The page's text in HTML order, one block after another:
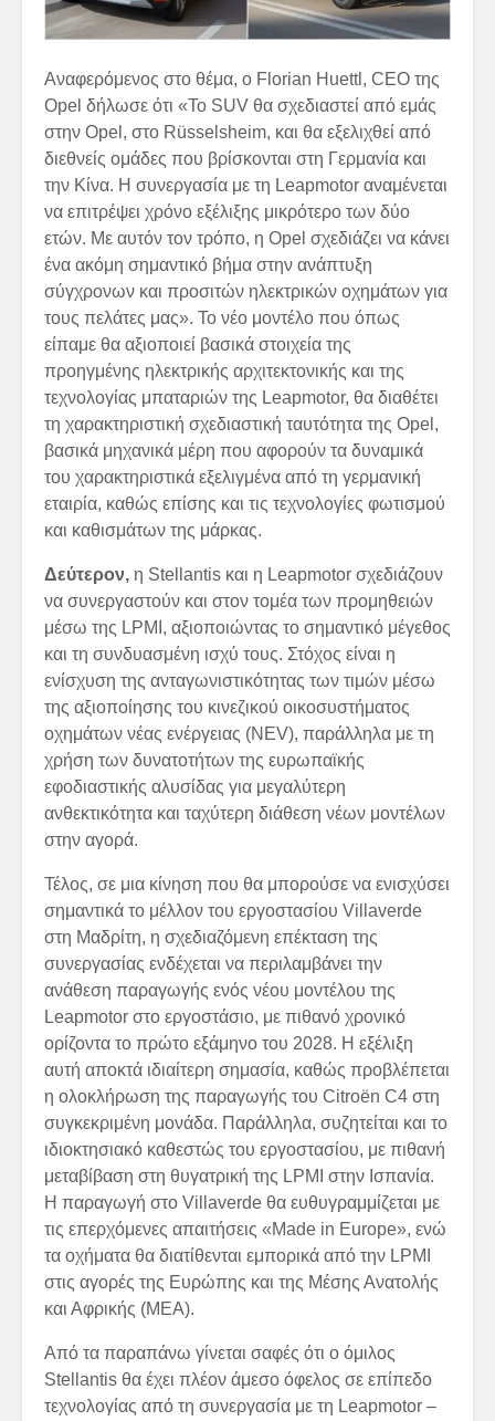
Αναφερόμενος στο θέμα, ο Florian Huettl, CEO της
Opel δήλωσε ότι «Το SUV θα σχεδιαστεί από εμάς
στην Opel, στο Rüsselsheim, και θα εξελιχθεί από
διεθνείς ομάδες που βρίσκονται στη Γερμανία και
την Κίνα. Η συνεργασία με τη Leapmotor αναμένεται
να επιτρέψει χρόνο εξέλιξης μικρότερο των δύο
ετών. Με αυτόν τον τρόπο, η Opel σχεδιάζει να κάνει
ένα ακόμη σημαντικό βήμα στην ανάπτυξη
σύγχρονων και προσιτών ηλεκτρικών οχημάτων για
τους πελάτες μας». Το νέο μοντέλο που όπως
είπαμε θα αξιοποιεί βασικά στοιχεία της
προηγμένης ηλεκτρικής αρχιτεκτονικής και της
τεχνολογίας μπαταριών της Leapmotor, θα διαθέτει
τη χαρακτηριστική σχεδιαστική ταυτότητα της Opel,
βασικά μηχανικά μέρη που αφορούν τα δυναμικά
του χαρακτηριστικά εξελιγμένα από τη γερμανική
εταιρία, καθώς επίσης και τις τεχνολογίες φωτισμού
και καθισμάτων της μάρκας.
Δεύτερον, η Stellantis και η Leapmotor σχεδιάζουν
να συνεργαστούν και στον τομέα των προμηθειών
μέσω της LPMI, αξιοποιώντας το σημαντικό μέγεθος
και τη συνδυασμένη ισχύ τους. Στόχος είναι η
ενίσχυση της ανταγωνιστικότητας των τιμών μέσω
της αξιοποίησης του κινεζικού οικοσυστήματος
οχημάτων νέας ενέργειας (NEV), παράλληλα με τη
χρήση των δυνατοτήτων της ευρωπαϊκής
εφοδιαστικής αλυσίδας για μεγαλύτερη
ανθεκτικότητα και ταχύτερη διάθεση νέων μοντέλων
στην αγορά.
Τέλος, σε μια κίνηση που θα μπορούσε να ενισχύσει
σημαντικά το μέλλον του εργοστασίου Villaverde
στη Μαδρίτη, η σχεδιαζόμενη επέκταση της
συνεργασίας ενδέχεται να περιλαμβάνει την
ανάθεση παραγωγής ενός νέου μοντέλου της
Leapmotor στο εργοστάσιο, με πιθανό χρονικό
ορίζοντα το πρώτο εξάμηνο του 2028. Η εξέλιξη
αυτή αποκτά ιδιαίτερη σημασία, καθώς προβλέπεται
η ολοκλήρωση της παραγωγής του Citroën C4 στη
συγκεκριμένη μονάδα. Παράλληλα, συζητείται και το
ιδιοκτησιακό καθεστώς του εργοστασίου, με πιθανή
μεταβίβαση στη θυγατρική της LPMI στην Ισπανία.
Η παραγωγή στο Villaverde θα ευθυγραμμίζεται με
τις επερχόμενες απαιτήσεις «Made in Europe», ενώ
τα οχήματα θα διατίθενται εμπορικά από την LPMI
στις αγορές της Ευρώπης και της Μέσης Ανατολής
και Αφρικής (MEA).
Από τα παραπάνω γίνεται σαφές ότι ο όμιλος
Stellantis θα έχει πλέον άμεσο όφελος σε επίπεδο
τεχνολογίας από τη συνεργασία με τη Leapmotor –